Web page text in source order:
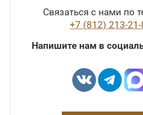
Связаться с нами по
+7 (812) 213-21-
Напишите нам в